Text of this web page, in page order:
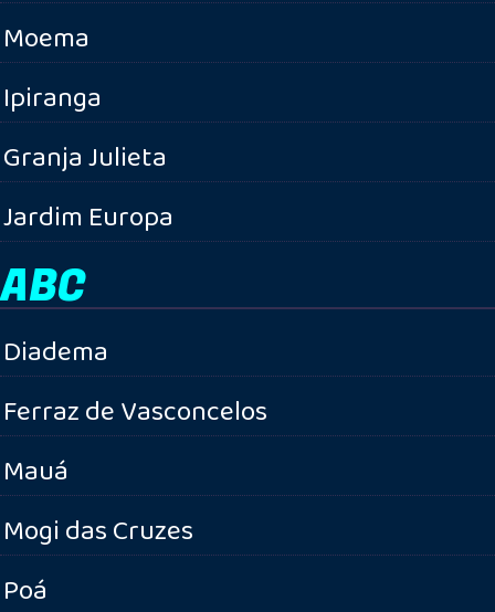
Moema
Ipiranga
Granja Julieta
Jardim Europa
ABC
Diadema
Ferraz de Vasconcelos
Mauá
Mogi das Cruzes
Poá